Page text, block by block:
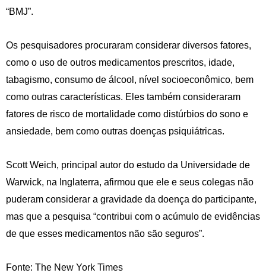
“BMJ”.
Os pesquisadores procuraram considerar diversos fatores,
como o uso de outros medicamentos prescritos, idade,
tabagismo, consumo de álcool, nível socioeconômico, bem
como outras características. Eles também consideraram
fatores de risco de mortalidade como distúrbios do sono e
ansiedade, bem como outras doenças psiquiátricas.
Scott Weich, principal autor do estudo da Universidade de
Warwick, na Inglaterra, afirmou que ele e seus colegas não
puderam considerar a gravidade da doença do participante,
mas que a pesquisa “contribui com o acúmulo de evidências
de que esses medicamentos não são seguros”.
Fonte: The New York Times